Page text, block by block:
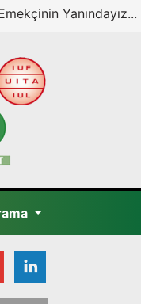
Yanındayız...